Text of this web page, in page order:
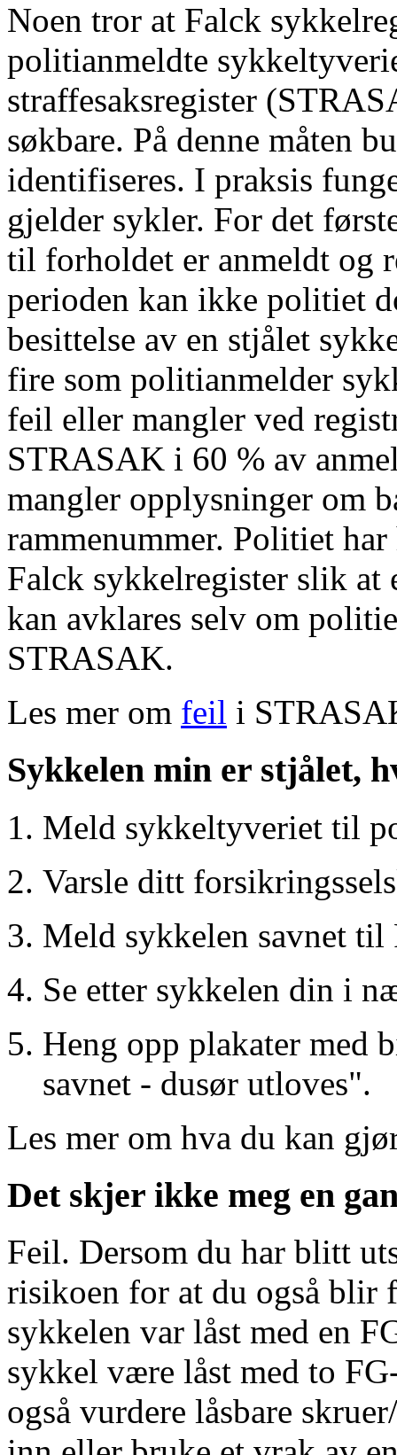
Noen tror at Falck
politianmeldte
straffesaksregister
søkbare. På denne måten
identifiseres. I praksis
gjelder sykler. For det
til forholdet er anmeldt og
perioden kan ikke politiet
besittelse av en stjålet
fire som politianmelder
feil eller mangler ved
STRASAK i 60 % av
mangler opplysninger om
rammenummer. Politiet
Falck sykkelregister slik
kan avklares selv om
STRASAK.
Les mer om feil i
Sykkelen min er stjålet,
Meld sykkeltyveriet til
Varsle ditt
Meld sykkelen savnet
Se etter sykkelen din i
Heng opp plakater med
savnet - dusør utloves".
Les mer om hva du kan
Det skjer ikke meg en
Feil. Dersom du har blitt
risikoen for at du også blir
sykkelen var låst med en
sykkel være låst med to
også vurdere låsbare